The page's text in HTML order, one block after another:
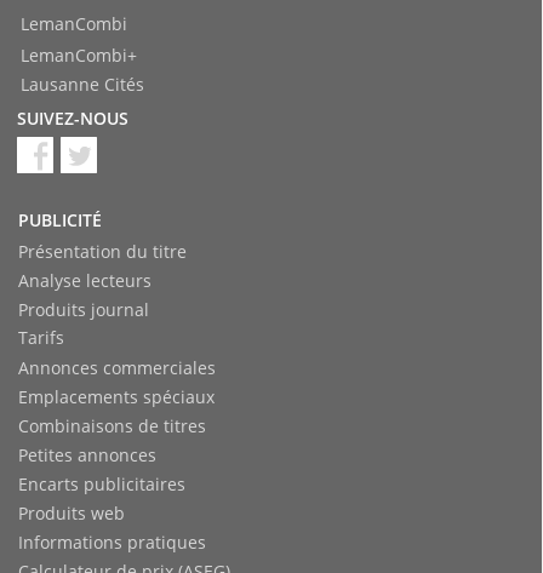
PUBLICITÉ
Présentation du titre
Analyse lecteurs
Produits journal
Tarifs
Annonces commerciales
Emplacements spéciaux
Combinaisons de titres
Petites annonces
Encarts publicitaires
Produits web
Informations pratiques
LemanCombi
LemanCombi+
Lausanne Cités
SUIVEZ-NOUS